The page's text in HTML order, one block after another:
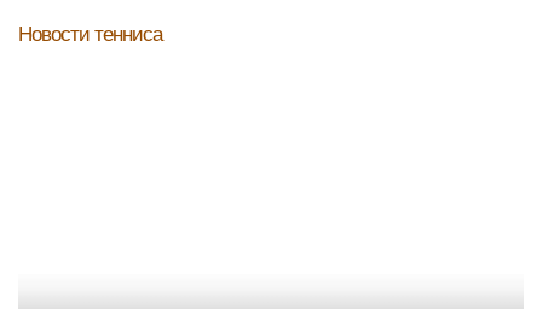
VK Fest
Новости тенниса